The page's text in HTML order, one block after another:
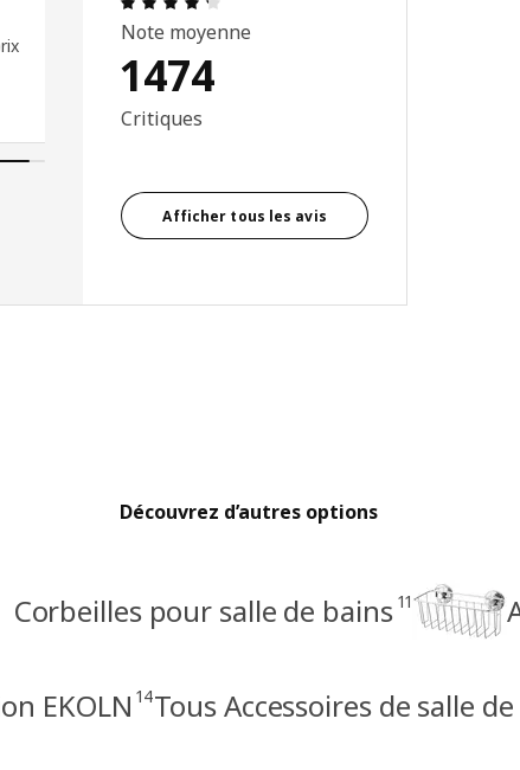
Note moyenne
1474
Critiques
Afficher tous les avis
Découvrez d’autres options
Corbeilles pour salle de bains 11
EKOLN 14Tous Accessoires de salle